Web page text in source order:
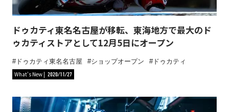
ドゥカティ東名名古屋が移転、東海地方で最大のド
ゥカティストアとして12月5日にオープン
ドゥカティ東名名古屋 ショップオープン
ドゥカティ
What's New
2020/11/27